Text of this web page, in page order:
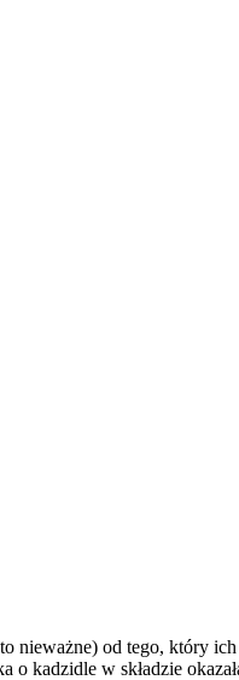
od tego, który
o kadzidle w składzie